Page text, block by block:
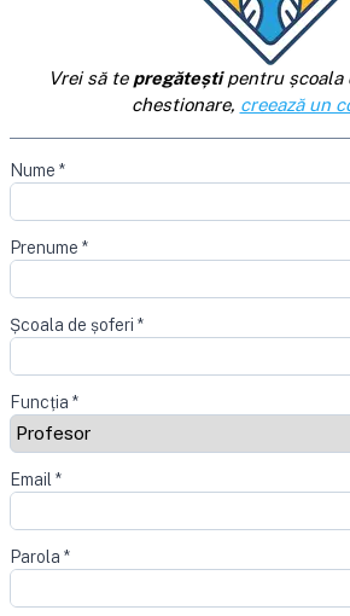
Vrei să te pregăteștipentru școala
chestionare, creează un
Nume *
Prenume *
Școala de șoferi *
Funcția *
Email *
Parola *